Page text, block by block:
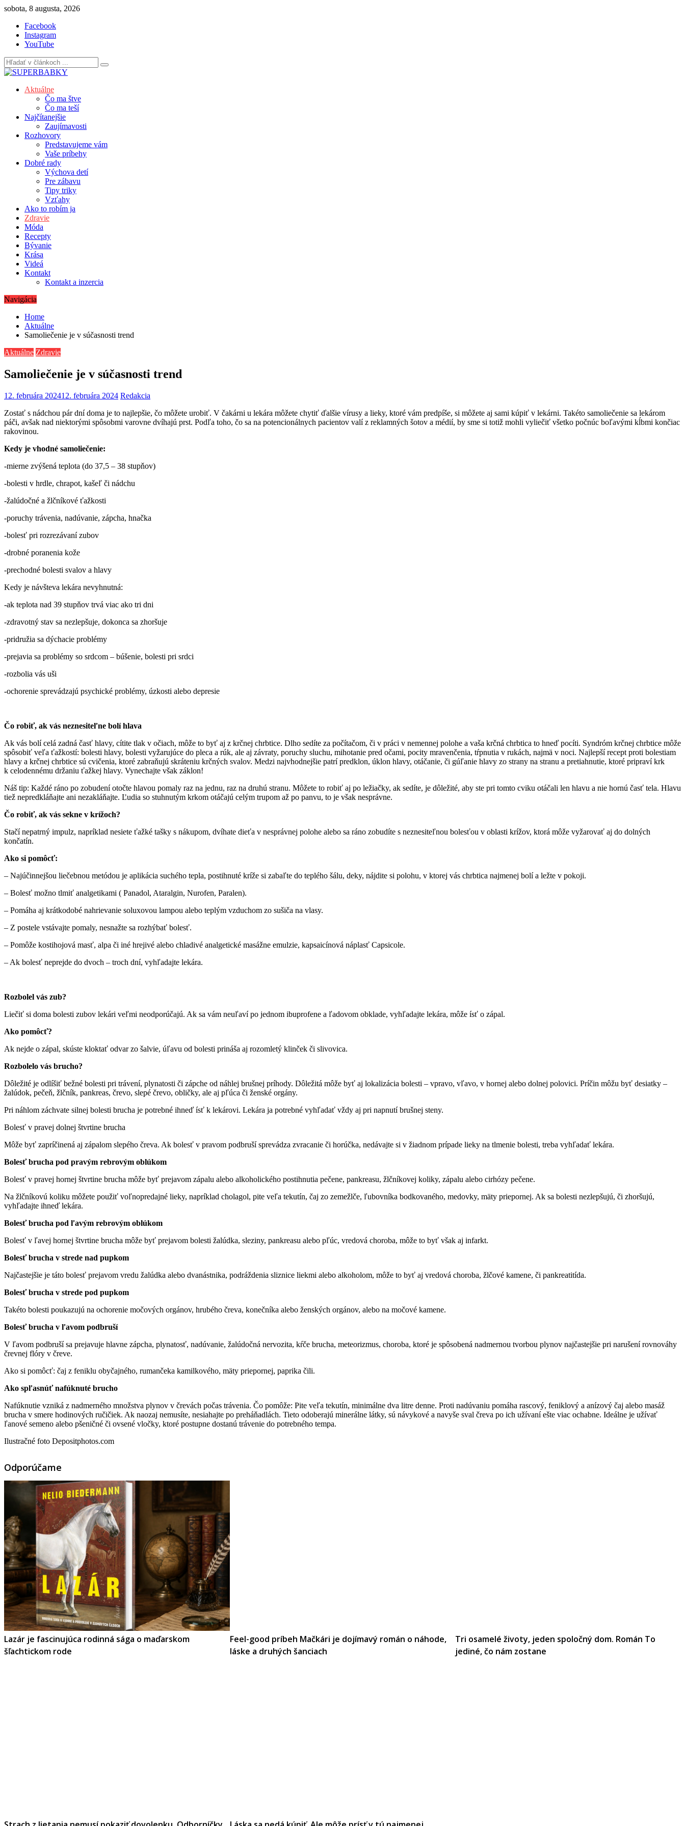
Skip
content
sobota, 8 augusta, 2026
Facebook
Instagram
YouTube
Aktuálne
Čo ma štve
Čo ma teší
Najčítanejšie
Zaujímavosti
Rozhovory
Predstavujeme vám
Vaše príbehy
Dobré rady
Výchova detí
Pre zábavu
Tipy triky
Vzťahy
Ako to robím ja
Zdravie
Móda
Recepty
Bývanie
Krása
Videá
Kontakt
Kontakt a inzercia
Navigácia
Home
Aktuálne
Samoliečenie je v súčasnosti trend
Aktuálne Zdravie
Samoliečenie je v súčasnosti trend
12. februára 202412. februára 2024 Redakcia
Zostať s nádchou pár dní doma je to najlepšie, čo môžete urobiť. V čakárni u lekára môžete chytiť ďalšie vírusy a lieky, ktoré vám predpíše, si môžete aj sami kúpiť v lekárni. Takéto samoliečenie sa lekárom
páči, avšak nad niektorými spôsobmi varovne dvíhajú prst. Podľa toho, čo sa na potencionálnych pacientov valí z reklamných šotov a médií, by sme si totiž mohli vyliečiť všetko počnúc boľavými kĺbmi končiac
rakovinou.
Kedy je vhodné samoliečenie:
-mierne zvýšená teplota (do 37,5 – 38 stupňov)
-bolesti v hrdle, chrapot, kašeľ či nádchu
-žalúdočné a žlčníkové ťažkosti
-poruchy trávenia, nadúvanie, zápcha, hnačka
-bolesť pri rozrezávaní zubov
-drobné poranenia kože
-prechodné bolesti svalov a hlavy
Kedy je návšteva lekára nevyhnutná:
-ak teplota nad 39 stupňov trvá viac ako tri dni
-zdravotný stav sa nezlepšuje, dokonca sa zhoršuje
-pridružia sa dýchacie problémy
-prejavia sa problémy so srdcom – búšenie, bolesti pri srdci
-rozbolia vás uši
-ochorenie sprevádzajú psychické problémy, úzkosti alebo depresie
Čo robiť, ak vás neznesiteľne bolí hlava
Ak vás bolí celá zadná časť hlavy, cítite tlak v očiach, môže to byť aj z krčnej chrbtice. Dlho sedíte za počítačom, či v práci v nemennej polohe a vaša krčná chrbtica to hneď pocíti. Syndróm krčnej chrbtice môže
spôsobiť veľa ťažkostí: bolesti hlavy, bolesti vyžarujúce do pleca a rúk, ale aj závraty, poruchy sluchu, mihotanie pred očami, pocity mravenčenia, tŕpnutia v rukách, najmä v noci. Najlepší recept proti bolestiam
hlavy a krčnej chrbtice sú cvičenia, ktoré zabraňujú skráteniu krčných svalov. Medzi najvhodnejšie patrí predklon, úklon hlavy, otáčanie, či gúľanie hlavy zo strany na stranu a pretiahnutie, ktoré pripraví krk
k celodennému držaniu ťažkej hlavy. Vynechajte však záklon!
Náš tip: Každé ráno po zobudení otočte hlavou pomaly raz na jednu, raz na druhú stranu. Môžete to robiť aj po ležiačky, ak sedíte, je dôležité, aby ste pri tomto cviku otáčali len hlavu a nie hornú časť tela. Hlavu
tiež nepredkláňajte ani nezakláňajte. Ľudia so stuhnutým krkom otáčajú celým trupom až po panvu, to je však nesprávne.
Čo robiť, ak vás sekne v krížoch?
Stačí nepatrný impulz, napríklad nesiete ťažké tašky s nákupom, dvíhate dieťa v nesprávnej polohe alebo sa ráno zobudíte s neznesiteľnou bolesťou v oblasti krížov, ktorá môže vyžarovať aj do dolných
končatín.
Ako si pomôcť:
– Najúčinnejšou liečebnou metódou je aplikácia suchého tepla, postihnuté kríže si zabaľte do teplého šálu, deky, nájdite si polohu, v ktorej vás chrbtica najmenej bolí a ležte v pokoji.
– Bolesť možno tlmiť analgetikami ( Panadol, Ataralgin, Nurofen, Paralen).
– Pomáha aj krátkodobé nahrievanie soluxovou lampou alebo teplým vzduchom zo sušiča na vlasy.
– Z postele vstávajte pomaly, nesnažte sa rozhýbať bolesť.
– Pomôže kostihojová masť, alpa či iné hrejivé alebo chladivé analgetické masážne emulzie, kapsaicínová náplasť Capsicole.
– Ak bolesť neprejde do dvoch – troch dní, vyhľadajte lekára.
Rozbolel vás zub?
Liečiť si doma bolesti zubov lekári veľmi neodporúčajú. Ak sa vám neuľaví po jednom ibuprofene a ľadovom obklade, vyhľadajte lekára, môže ísť o zápal.
Ako pomôcť?
Ak nejde o zápal, skúste kloktať odvar zo šalvie, úľavu od bolesti prináša aj rozomletý klinček či slivovica.
Rozbolelo vás brucho?
Dôležité je odlíšiť bežné bolesti pri trávení, plynatosti či zápche od náhlej brušnej príhody. Dôležitá môže byť aj lokalizácia bolesti – vpravo, vľavo, v hornej alebo dolnej polovici. Príčin môžu byť desiatky –
žalúdok, pečeň, žlčník, pankreas, črevo, slepé črevo, obličky, ale aj pľúca či ženské orgány.
Pri náhlom záchvate silnej bolesti brucha je potrebné ihneď ísť k lekárovi. Lekára ja potrebné vyhľadať vždy aj pri napnutí brušnej steny.
Bolesť v pravej dolnej štvrtine brucha
Môže byť zapríčinená aj zápalom slepého čreva. Ak bolesť v pravom podbruší sprevádza zvracanie či horúčka, nedávajte si v žiadnom prípade lieky na tlmenie bolesti, treba vyhľadať lekára.
Bolesť brucha pod pravým rebrovým oblúkom
Bolesť v pravej hornej štvrtine brucha môže byť prejavom zápalu alebo alkoholického postihnutia pečene, pankreasu, žlčníkovej koliky, zápalu alebo cirhózy pečene.
Na žlčníkovú koliku môžete použiť voľnopredajné lieky, napríklad cholagol, pite veľa tekutín, čaj zo zemežlče, ľubovníka bodkovaného, medovky, mäty priepornej. Ak sa bolesti nezlepšujú, či zhoršujú,
vyhľadajte ihneď lekára.
Bolesť brucha pod ľavým rebrovým oblúkom
Bolesť v ľavej hornej štvrtine brucha môže byť prejavom bolesti žalúdka, sleziny, pankreasu alebo pľúc, vredová choroba, môže to byť však aj infarkt.
Bolesť brucha v strede nad pupkom
Najčastejšie je táto bolesť prejavom vredu žalúdka alebo dvanástnika, podráždenia sliznice liekmi alebo alkoholom, môže to byť aj vredová choroba, žlčové kamene, či pankreatitída.
Bolesť brucha v strede pod pupkom
Takéto bolesti poukazujú na ochorenie močových orgánov, hrubého čreva, konečníka alebo ženských orgánov, alebo na močové kamene.
Bolesť brucha v ľavom podbruší
V ľavom podbruší sa prejavuje hlavne zápcha, plynatosť, nadúvanie, žalúdočná nervozita, kŕče brucha, meteorizmus, choroba, ktoré je spôsobená nadmernou tvorbou plynov najčastejšie pri narušení rovnováhy
črevnej flóry v čreve.
Ako si pomôcť: čaj z feniklu obyčajného, rumančeka kamilkového, mäty priepornej, paprika čili.
Ako spľasnúť nafúknuté brucho
Nafúknutie vzniká z nadmerného množstva plynov v črevách počas trávenia. Čo pomôže: Pite veľa tekutín, minimálne dva litre denne. Proti nadúvaniu pomáha rascový, feniklový a anízový čaj alebo masáž
brucha v smere hodinových ručičiek. Ak naozaj nemusíte, nesiahajte po preháňadlách. Tieto odoberajú minerálne látky, sú návykové a navyše sval čreva po ich užívaní ešte viac ochabne. Ideálne je užívať
ľanové semeno alebo pšeničné či ovsené vločky, ktoré postupne dostanú trávenie do potrebného tempa.
Ilustračné foto Depositphotos.com
Odporúčame
Lazár je fascinujúca rodinná sága o maďarskom
šľachtickom rode
Feel-good príbeh Mačkári je dojímavý román o náhode,
láske a druhých šanciach
Tri osamelé životy, jeden spoločný dom. Román To
jediné, čo nám zostane